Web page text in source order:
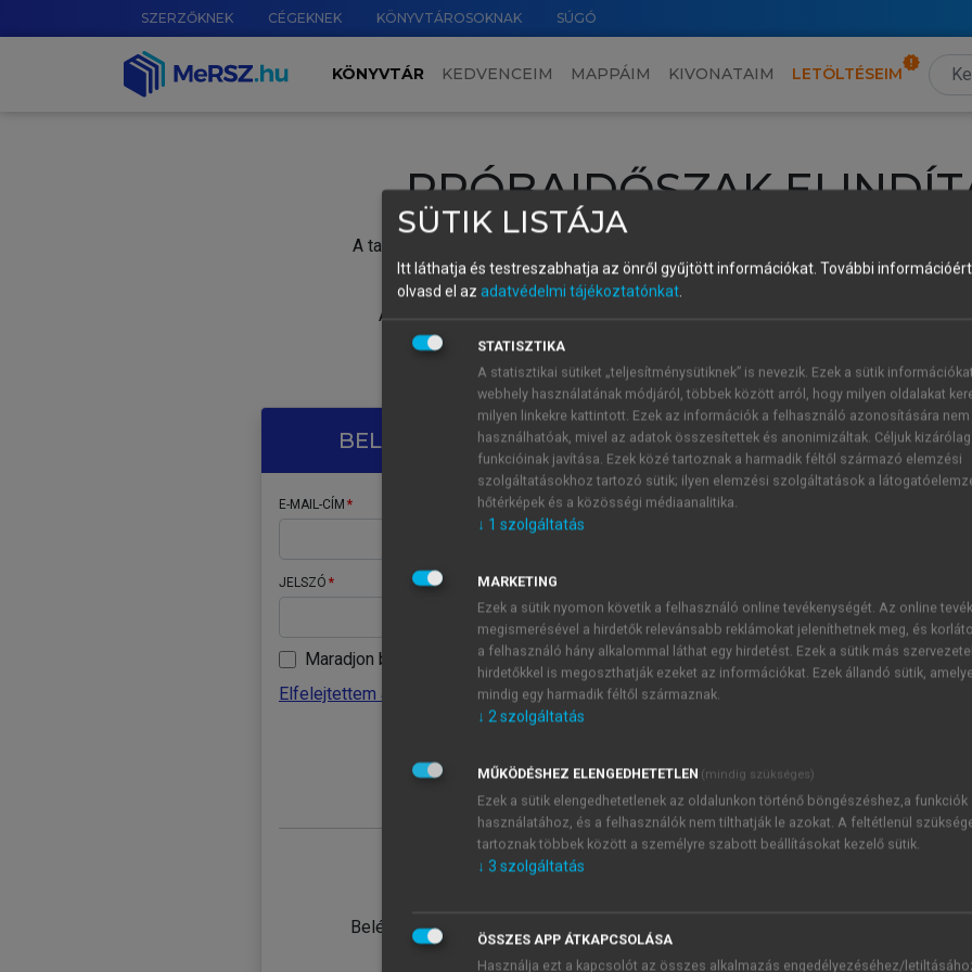
SZERZŐKNEK CÉGEKNEK KÖNYVTÁROSOKNAK SÚGÓ
KÖNYVTÁR KEDVENCEIM MAPPÁIM KIVONATAIM LETÖLTÉSEIM
PRÓBAIDŐSZAK
A tartalom megtekintéséhez lépj be a saját fiókoddal, iskolai azonosítóddal vagy
Új felhasználóként1 óra díjmentes hozzáférésrevagy
A próbaidőszak elindításához,
vagy hozz
A regisztráció után a
BELÉPÉS SAJÁT FIÓKKAL
E-MAIL-CÍM
JELSZÓ
Maradjon belépve
Elfelejtettem a jelszavamat
Belépés intézményi azonosítóval
ÚJ FIÓK
1 óra
JELSZÓ
Kérek értesítést a MeRSZ
Kérek értesítést az
SÜTIK LISTÁJA
Itt láthatja és testreszabhatja az önről gyűjtött információkat. További
olvasd el az adatvédelmi tájékoztatónkat.
STATISZTIKA
A statisztikai sütiket „teljesítménysütiknek” is nevezik. Ezek a sütik
webhely használatának módjáról, többek között arról, hogy milyen oldalakat
milyen linkekre kattintott. Ezek az információk a felhasználó azonosítására nem
használhatóak, mivel az adatok összesítettek és anonimizáltak. Céljuk
funkcióinak javítása. Ezek közé tartoznak a harmadik féltől származó elemzési
szolgáltatásokhoz tartozó sütik; ilyen elemzési szolgáltatások a
hőtérképek és a közösségi médiaanalitika.
↓ 1 szolgáltatás
MARKETING
Ezek a sütik nyomon követik a felhasználó online tevékenységét. Az online
megismerésével a hirdetők relevánsabb reklámokat jeleníthetnek meg, és
a felhasználó hány alkalommal láthat egy hirdetést. Ezek a sütik más
hirdetőkkel is megoszthatják ezeket az információkat. Ezek állandó sütik,
mindig egy harmadik féltől származnak.
↓ 2szolgáltatás
MŰKÖDÉSHEZ ELENGEDHETETLEN (mindig szükséges)
Ezek a sütik elengedhetetlenek az oldalunkon történő böngészéshez,a funkciók
használatához, és a felhasználók nem tilthatják le azokat. A feltétlenül
tartoznak többek között a személyre szabott beállításokat kezelő sütik.
↓ 3 szolgáltatás
ÖSSZES APP ÁTKAPCSOLÁSA
Használja ezt a kapcsolót az összes alkalmazás engedélyezéséhez/